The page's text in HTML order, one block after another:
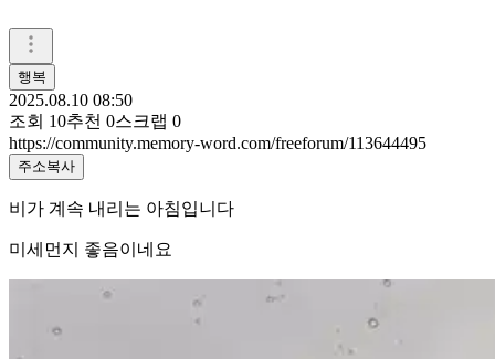
행복
2025.08.10 08:50
조회 10추천 0스크랩 0
https://community.memory-word.com/freeforum/113644495
주소복사
비가 계속 내리는 아침입니다
미세먼지 좋음이네요